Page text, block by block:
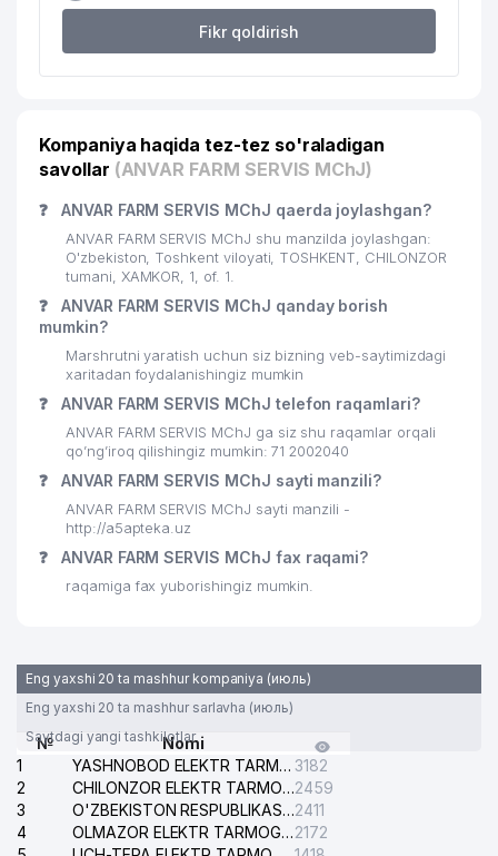
DENTORAL MChJFikr qoldirish
Kompaniya haqida tez-tez so'raladigan
savollar (ANVAR FARM SERVIS MChJ)
❓ ANVAR FARM SERVIS MChJ qaerda joylashgan?
ANVAR FARM SERVIS MChJ shu manzilda joylashgan:
O'zbekiston, Toshkent viloyati, TOSHKENT, CHILONZOR
tumani, XAMKOR, 1, of. 1.
❓
ANVAR FARM SERVIS MChJ qanday borish
mumkin?
Marshrutni yaratish uchun siz bizning veb-saytimizdagi
xaritadan foydalanishingiz mumkin
❓ ANVAR FARM SERVIS MChJ telefon raqamlari?
ANVAR FARM SERVIS MChJ ga siz shu raqamlar orqali
qo’ng’iroq qilishingiz mumkin: 71 2002040
❓ ANVAR FARM SERVIS MChJ sayti manzili?
ANVAR FARM SERVIS MChJ sayti manzili -
http://a5apteka.uz
❓ ANVAR FARM SERVIS MChJ fax raqami?
raqamiga fax yuborishingiz mumkin.
Eng yaxshi 20 ta mashhur kompaniya (июль)
Eng yaxshi 20 ta mashhur sarlavha (июль)
Saytdagi yangi tashkilotlar
№
Nomi
1
YASHNOBOD ELEKTR TARMOG'I NOSOZLIKLARI XIZMATI 3182
2
CHILONZOR ELEKTR TARMOG'I NOSOZLIK XIZMATI2459
3
O'ZBEKISTON RESPUBLIKASI BOSH PROKURATURASI ISHONCH TELEFONI2411
4
OLMAZOR ELEKTR TARMOG'I NOSOZLIKLARI XIZMATI2172